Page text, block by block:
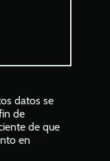
datos se
de
de que
en